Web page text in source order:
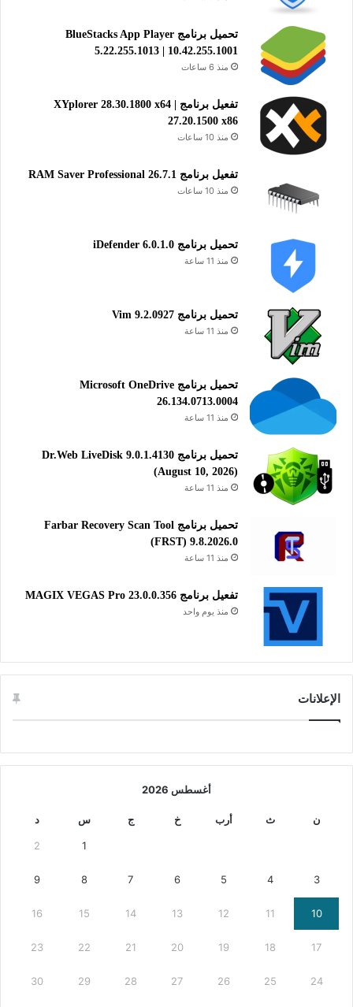
تحميل برنامج BlueStacks App Player
5.22.255.1013 | 10.42.255.1001
منذ 6 ساعات
تفعيل برنامج XYplorer 28.30.1800 x64 |
27.20.1500 x86
منذ 10 ساعات
تفعيل برنامج RAM Saver Professional 26.7.1
منذ 10 ساعات
تحميل برنامج iDefender 6.0.1.0
منذ 11 ساعة
تحميل برنامج Vim 9.2.0927
منذ 11 ساعة
تحميل برنامج Microsoft OneDrive
26.134.0713.0004
منذ 11 ساعة
تحميل برنامج Dr.Web LiveDisk 9.0.1.4130
(August 10, 2026)
منذ 11 ساعة
تحميل برنامج Farbar Recovery Scan Tool
(FRST) 9.8.2026.0
منذ 11 ساعة
تفعيل برنامج MAGIX VEGAS Pro 23.0.0.356
منذ يوم واحد
الإعلانات
أغسطس 2026
ن ث أرب خ ج س د
1
2
3
4
5
6
7
8
9
10
11
12
13
14
15
16
17
18
19
20
21
22
23
24
25
26
27
28
29
30